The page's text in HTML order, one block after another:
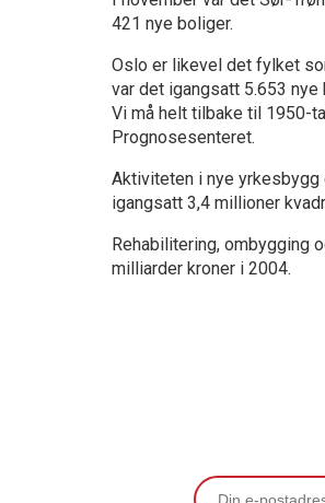
421 nye boliger.
Oslo er likevel det fylket
var det igangsatt 5.653
Vi må helt tilbake til 1950-
Prognosesenteret.
Aktiviteten i nye yrkesbygg
igangsatt 3,4 millioner
Rehabilitering, ombygging
milliarder kroner i 2004.